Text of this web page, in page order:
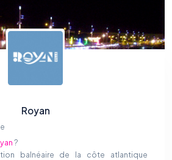
Royan
?
balnéaire de la côte atlantique